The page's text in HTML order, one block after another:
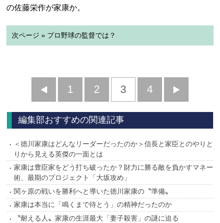
の佐藤栄作が家康か。
次ページ » プロ野球の監督では？
前
へ
1 2 3 4
へ
編集部おすすめの関連記事
＜徳川家康はどんなリーダーだったのか＞信長と家臣とのやりと
りから見える英傑の一面とは
家康は豊臣家をどう打ち破ったか？財力に勝る敵を負かすマネー
術、最期のプロジェクト「大坂攻め」
関ヶ原の戦いを勝利へと導いた徳川家康の〝準備〟
家康は本当に「鳴くまで待とう」の精神だったのか
〝耐える人〟家康の生涯最大「妻子殺害」の謎に迫る